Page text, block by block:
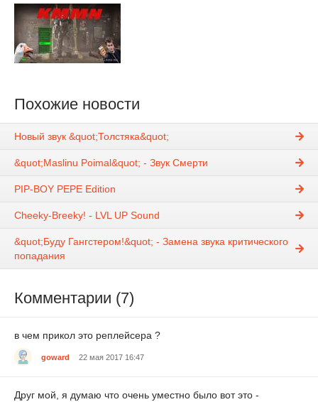
Похожие новости
Новый звук &quot;Толстяка&quot;
&quot;Maslinu Poimal&quot; - Звук Смерти
PIP-BOY PEPE Edition
Cheeky-Breeky! - LVL UP Sound
&quot;Буду Гангстером!&quot; - Замена звука критического
попадания
Комментарии (7)
в чем прикол это реплейсера ?
goward 22 мая 2017 16:47
Друг мой, я думаю что очень уместно было вот это -